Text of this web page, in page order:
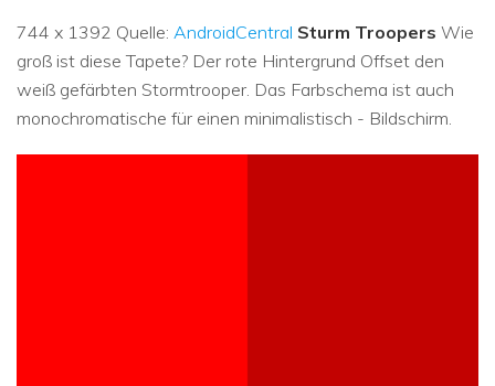
744 x 1392 Quelle: AndroidCentral Sturm Troopers Wie
groß ist diese Tapete? Der rote Hintergrund Offset den
weiß gefärbten Stormtrooper. Das Farbschema ist auch
monochromatische für einen minimalistisch - Bildschirm.